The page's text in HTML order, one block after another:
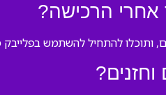
הרכישה?
ותוכלו להתחיל להשתמש בפלייבק